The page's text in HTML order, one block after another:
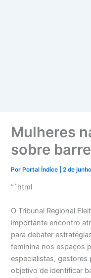
Mulheres
sobre
PorPortal Índice |2 de
“`html
O Tribunal Regional
importante encontro
para debater
feminina nos espaços
especialistas, gestores
objetivo de identificar